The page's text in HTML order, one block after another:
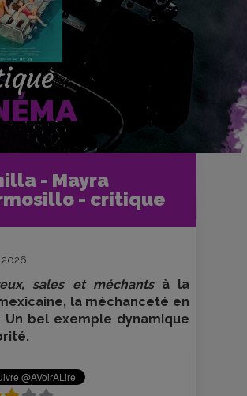
- Mayra
- critique
Cinéma
et fiches films
- Mayra Hermosillo - critique
2026
sales et méchantsà la
la méchanceté en
Un bel exemple dynamique